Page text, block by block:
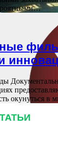
окунуться в